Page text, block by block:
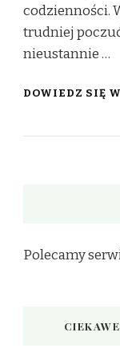
codzienności.
trudniej
nieustannie …
DOWIEDZ SIĘ
Polecamy